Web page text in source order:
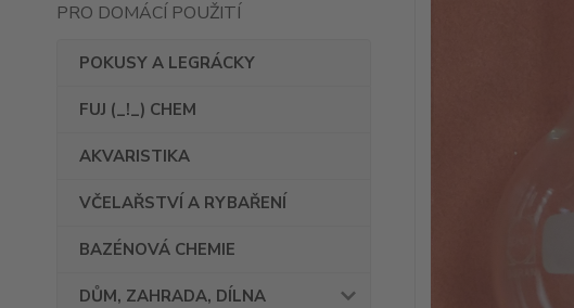
PRO DOMÁCÍ POUŽITÍ
POKUSY A LEGRÁCKY
FUJ (_!_) CHEM
AKVARISTIKA
VČELAŘSTVÍ A RYBAŘENÍ
BAZÉNOVÁ CHEMIE
DŮM, ZAHRADA, DÍLNA